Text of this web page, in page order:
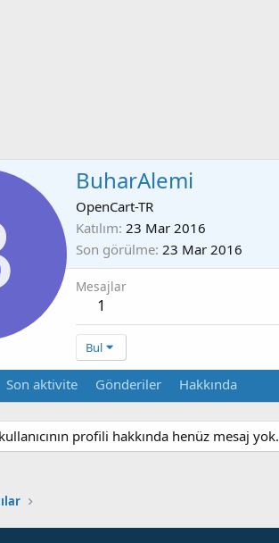
BuharAlemi
OpenCart-TR
Katılım 23 Mar 2016
Son görülme 23 Mar 2016
Mesajlar
1
Bul
Son aktivite Gönderiler Hakkında
profili hakkında henüz mesaj yok.